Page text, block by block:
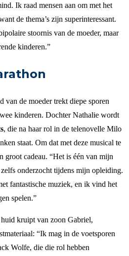
Ik raad mensen aan om met het
de thema’s zijn superinteressant.
stoornis van de moeder, maar
kinderen.”
van de moeder trekt diepe sporen
kinderen. Dochter Nathalie wordt
, die na haar rol in de telenovelle Milo
staat. Om dat met deze musical te
groot cadeau. “Het is één van mijn
onderzocht tijdens mijn opleiding.
fantastische muziek, en ik vind het
spelen.”
kruipt van zoon Gabriel,
“Ik mag in de voetsporen
Wolfe, die die rol hebben